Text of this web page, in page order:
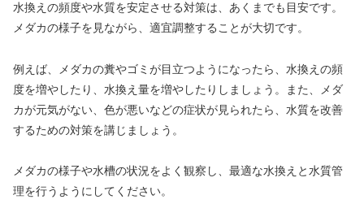
水換えの頻度や水質を安定させる対策は、あくまでも目安です。
メダカの様子を見ながら、適宜調整することが大切です。
例えば、メダカの糞やゴミが目立つようになったら、水換えの頻
度を増やしたり、水換え量を増やしたりしましょう。また、メダ
カが元気がない、色が悪いなどの症状が見られたら、水質を改善
するための対策を講じましょう。
メダカの様子や水槽の状況をよく観察し、最適な水換えと水質管
理を行うようにしてください。